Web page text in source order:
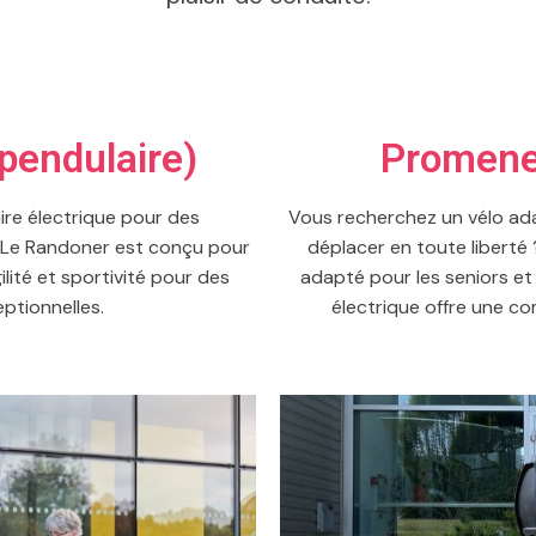
électrique pour des
Randoner est conçu pour
et sportivité pour des
Vous recherchez un vélo
déplacer en toute liberté
adapté pour les seniors
électrique offre une